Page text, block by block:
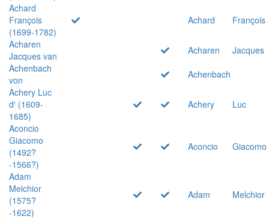
Achard
François
(1699-1782)
Achard
François
Acharen
Jacques van
Acharen
Jacques
Achenbach
von
Achenbach
Achery Luc
d' (1609-
1685)
Achery
Luc
Aconcio
Giacomo
(1492?
-1566?)
Aconcio Giacomo
Adam
Melchior
(1575?
-1622)
Adam Melchior